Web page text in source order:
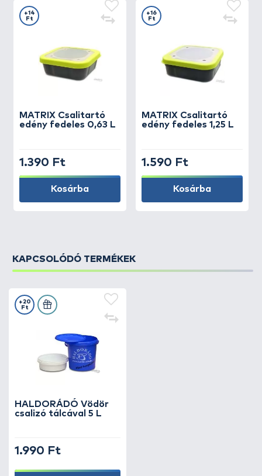
MATRIX Csalitartó
edény fedeles 0,63 L
+14
Ft
1.390 Ft
Kosárba
MATRIX Csalitartó
edény fedeles 1,25 L
+16
Ft
1.590 Ft
Kosárba
KAPCSOLÓDÓ TERMÉKEK
HALDORÁDÓ Vödör
csalizó tálcával 5 L
+20
Ft
1.990 Ft